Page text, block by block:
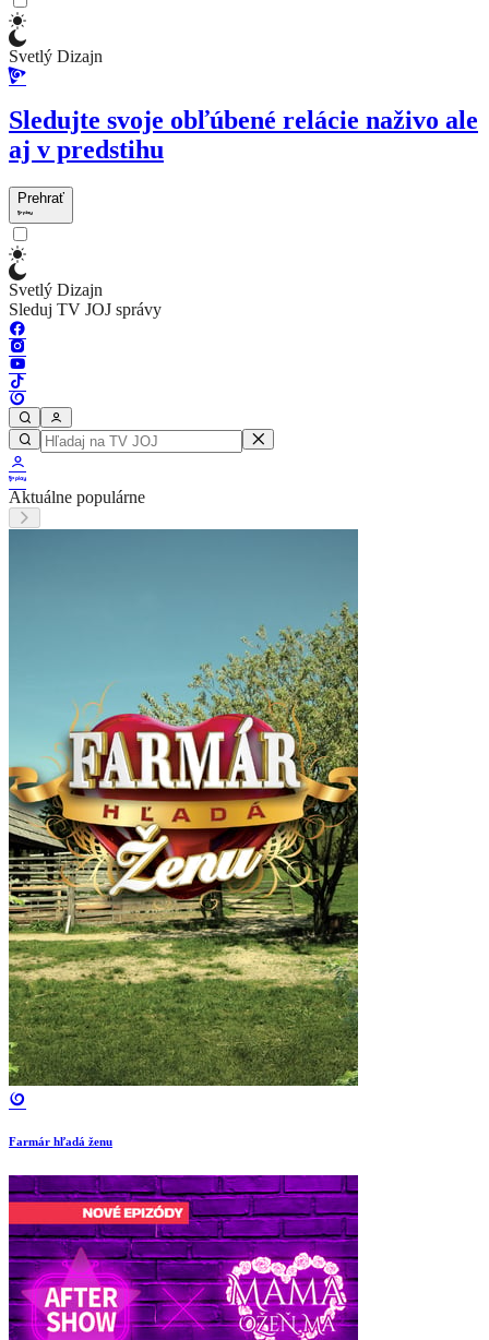
Svetlý Dizajn
Sledujte svoje obľúbené relácie naživo ale
aj v predstihu
Prehrať
Svetlý Dizajn
Sleduj TV JOJ správy
Aktuálne populárne
Farmár hľadá ženu